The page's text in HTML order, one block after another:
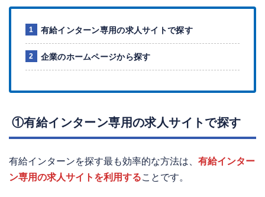
有給インターン専用の求人サイトで探す
企業のホームページから探す
①有給インターン専用の求人サイトで探す
有給インターンを探す最も効率的な方法は、 有給インター
ン専用の求人サイトを利用することです。